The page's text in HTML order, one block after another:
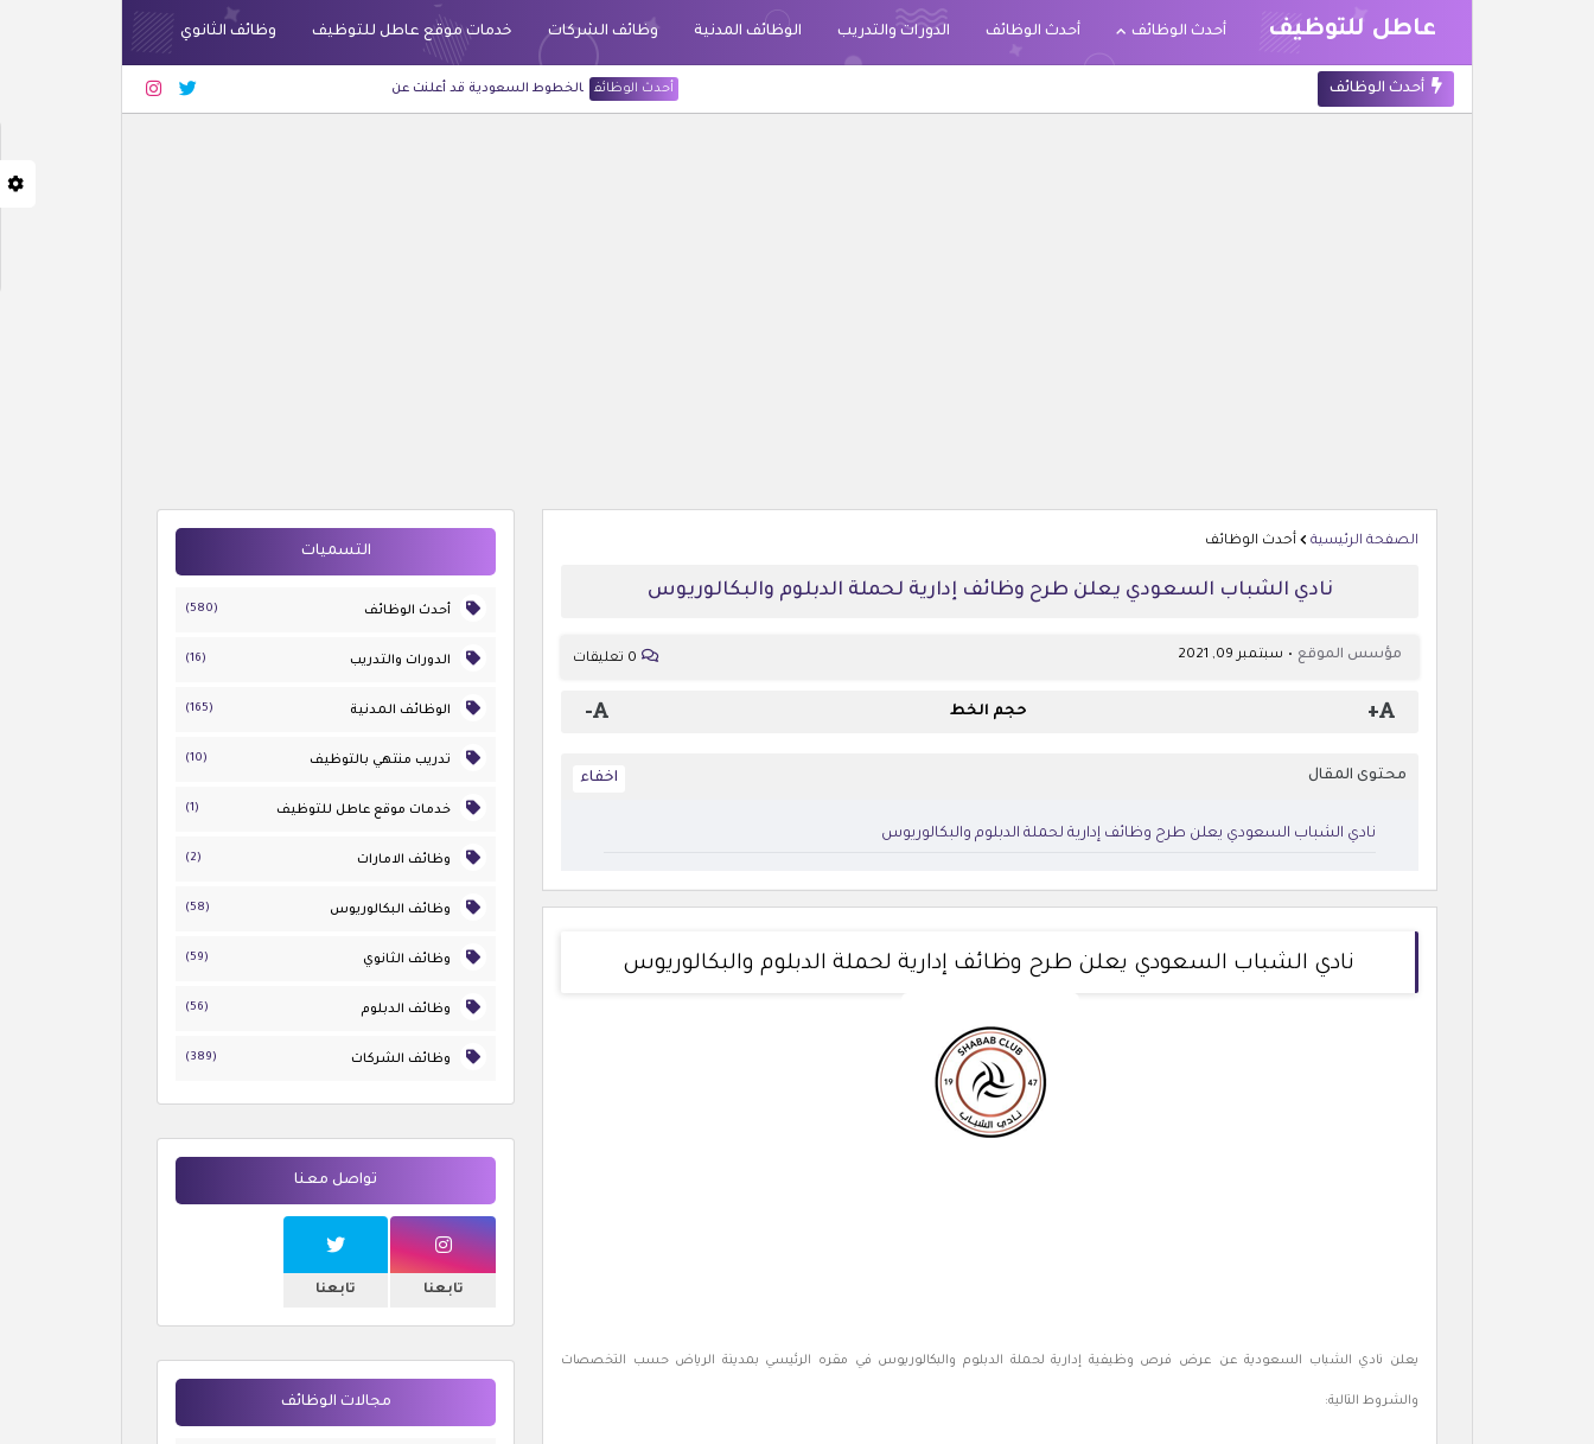
عاطل للتوظيف أحدث الوظائف أحدث الوظائف الدورات والتدريب الوظائف المدنية وظائف الشركات خدمات موقع عاطل للتوظيف وظائف الثانوي
الخطوط السعودية قد أعلنت عن وظائف شاغرة لحملة الثانوية فأعلى بجدة والرياض أحدث الوظائف أحدث الوظائف
الصفحة الرئيسية أحدث الوظائف
نادي الشباب السعودي يعلن طرح وظائف إدارية لحملة الدبلوم والبكالوريوس
مؤسس الموقع سبتمبر 09, 2021 0 تعليقات
+ حجم الخط -
محتوى المقال
نادي الشباب السعودي يعلن طرح وظائف إدارية لحملة الدبلوم والبكالوريوس
نادي الشباب السعودي يعلن طرح وظائف إدارية لحملة الدبلوم والبكالوريوس
يعلن نادي الشباب السعودية عن عرض فرص وظيفية إدارية لحملة الدبلوم والبكالوريوس في مقره الرئيسي بمدينة الرياض حسب التخصصات
والشروط التالية:
التسميات
أحدث الوظائف (580)
الدورات والتدريب (16)
الوظائف المدنية (165)
تدريب منتهي بالتوظيف (10)
خدمات موقع عاطل للتوظيف (1)
وظائف الامارات (2)
وظائف البكالوريوس (58)
وظائف الثانوي (59)
وظائف الدبلوم (56)
وظائف الشركات (389)
تواصل معنا
تابعنا تابعنا
مجالات الوظائف